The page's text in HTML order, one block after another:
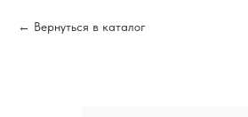
Вернуться в каталог